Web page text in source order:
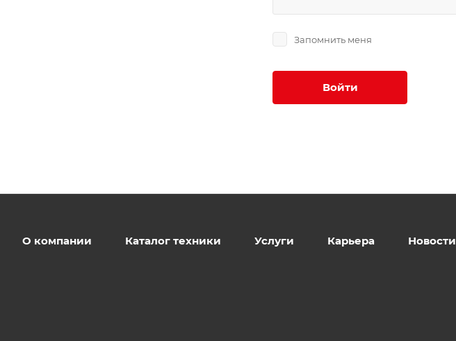
Запомнить меня
Войти
О компании Каталог техники Услуги Карьера Новости